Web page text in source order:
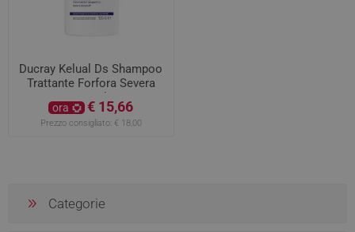
Ducray Kelual Ds Shampoo
Trattante Forfora Severa
ora € 15,66
Prezzo consigliato: € 18,00
Categorie